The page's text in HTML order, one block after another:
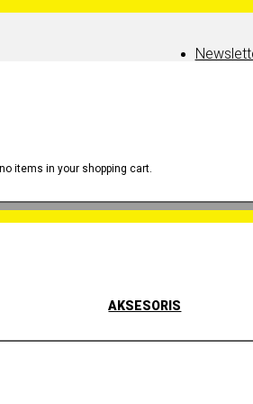
items in your shopping cart.
AKSESORIS